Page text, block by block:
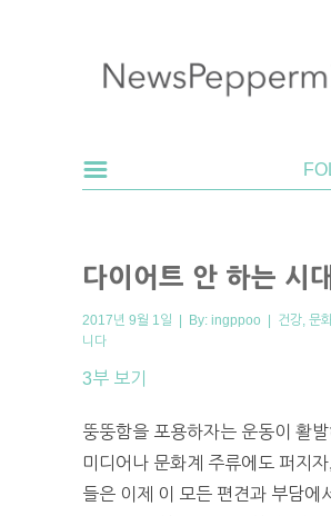
다이어트 안 하는 시
2017년 9월 1일 | By: ingppoo | 건강 문
니다
3부 보기
뚱뚱함을 포용하자는 운동이 활
미디어나 문화계 주류에도 퍼지
들은 이제 이 모든 편견과 부담에